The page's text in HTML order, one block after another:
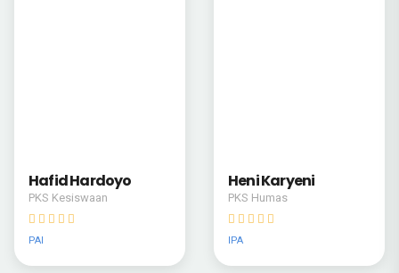
Teti Kusmayati
Kepala Perpus
Bahasa Inggris
Hj. Nunung M
Pembina Tk I
Matematika